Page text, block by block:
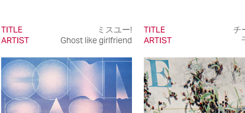
TITLE
ミスユー!
ARTIST
Ghost like girlfriend
TITLE
チ
ARTIST